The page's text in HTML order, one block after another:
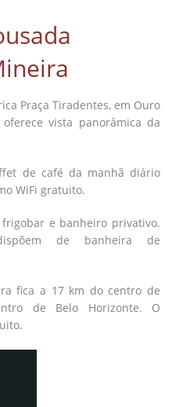
Praça Tiradentes, em Ouro
vista panorâmica da
de café da manhã diário
WiFi gratuito.
e banheiro privativo.
de banheira de
fica a 17 km do centro de
de Belo Horizonte. O